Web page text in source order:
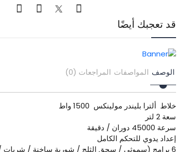
قد تعجبك أيضًا
الوصف المواصفات المراجعات (0)
خلاط ألترا بليندر مولينكس 1500 واط
سعة 2 لتر
سرعة 45000 دوران / دقيقة
إعداد يدوي للتحكم الكامل
6 برامج (سموثي / سحق الثلج / شوربة ساخنة / شربات / جوز / تنظيف تلقائي)